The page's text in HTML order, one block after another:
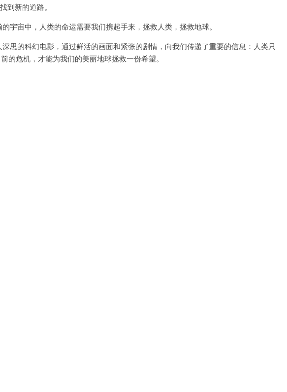
新的道路。
宙中，人类的命运需要我们携起手来，拯救人类，拯救地球。
思的科幻电影，通过鲜活的画面和紧张的剧情，向我们传递了重要的信息：人类只
的危机，才能为我们的美丽地球拯救一份希望。